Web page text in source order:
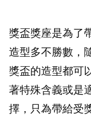
獎盃獎座是為了
造型多不勝數，
獎盃的造型都可
著特殊含義或是
擇，只為帶給受